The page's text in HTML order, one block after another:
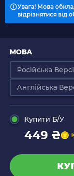
Увага! Мова
відрізнятися від
МОВА
Російська
Англійська
Купити Б/У
449 ₴